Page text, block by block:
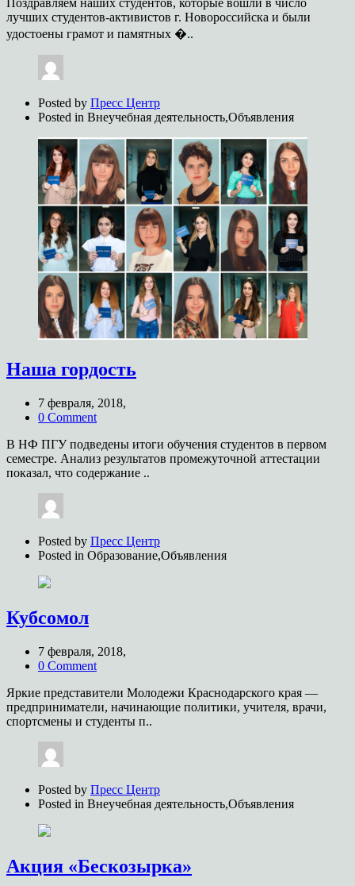
Поздравляем наших студентов, которые вошли в число
лучших студентов-активистов г. Новороссийска и были
удостоены грамот и памятных �..
Posted by Пресс Центр
Posted in Внеучебная деятельность,Объявления
Наша гордость
7 февраля, 2018,
0 Comment
В НФ ПГУ подведены итоги обучения студентов в первом
семестре. Анализ результатов промежуточной аттестации
показал, что содержание ..
Posted by Пресс Центр
Posted in Образование,Объявления
Кубсомол
7 февраля, 2018,
0 Comment
Яркие представители Молодежи Краснодарского края —
предприниматели, начинающие политики, учителя, врачи,
спортсмены и студенты п..
Posted by Пресс Центр
Posted in Внеучебная деятельность,Объявления
Акция «Бескозырка»